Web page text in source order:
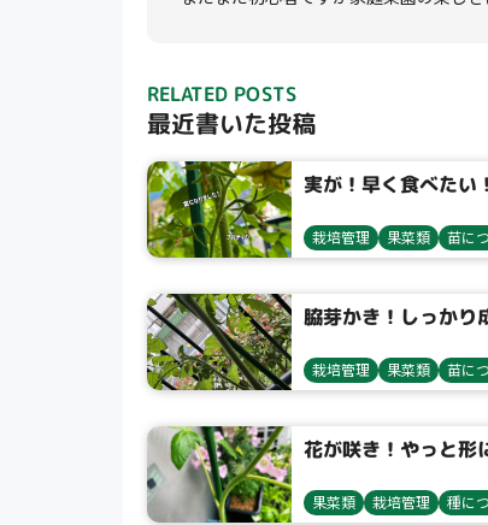
RELATED POSTS
最近書いた投稿
実が！早く食べたい！
栽培管理 果菜類 苗に
脇芽かき！しっかり
栽培管理 果菜類 苗に
花が咲き！やっと形
果菜類 栽培管理 種に